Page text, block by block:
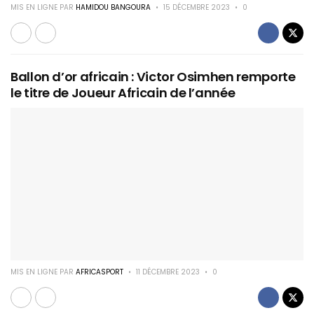
MIS EN LIGNE PAR HAMIDOU BANGOURA 15 DÉCEMBRE 2023 0
Ballon d’or africain : Victor Osimhen remporte
le titre de Joueur Africain de l’année
MIS EN LIGNE PAR AFRICASPORT 11 DÉCEMBRE 2023 0